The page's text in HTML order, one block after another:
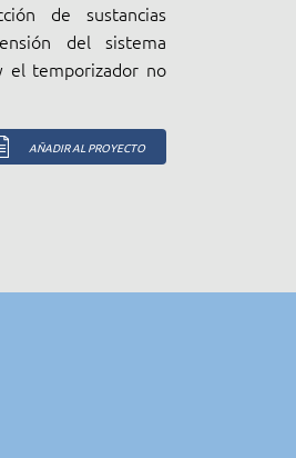
de sustancias
del sistema
el temporizador no
AÑADIR AL PROYECTO